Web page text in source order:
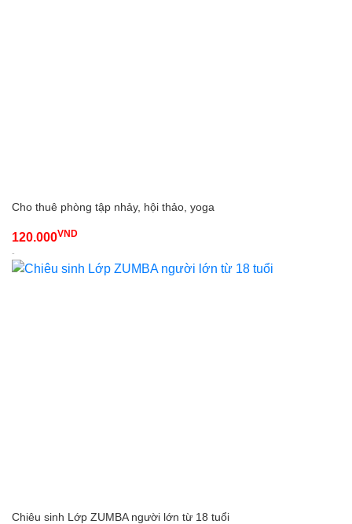
Cho thuê phòng tập nhảy, hội thảo, yoga
120.000VND
-
Chiêu sinh Lớp ZUMBA người lớn từ 18 tuổi